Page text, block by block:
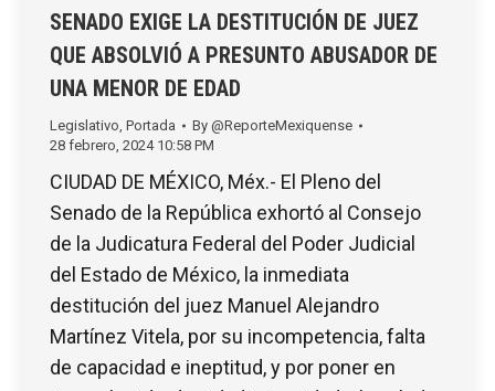
SENADO EXIGE LA DESTITUCIÓN DE JUEZ
QUE ABSOLVIÓ A PRESUNTO ABUSADOR DE
UNA MENOR DE EDAD
Legislativo Portada By @ReporteMexiquense
28 febrero, 2024 10:58 PM
CIUDAD DE MÉXICO, Méx.- El Pleno del
Senado de la República exhortó al Consejo
de la Judicatura Federal del Poder Judicial
del Estado de México, la inmediata
destitución del juez Manuel Alejandro
Martínez Vitela, por su incompetencia, falta
de capacidad e ineptitud, y por poner en